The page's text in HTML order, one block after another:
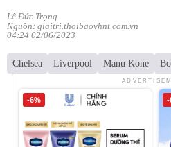
Lê Đức Trọng
Nguồn: giaitri.thoibaovhnt.com.vn
04:24 02/06/2023
Chelsea Liverpool Manu Kone
-6% -